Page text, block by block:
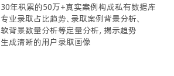
30年积累的50万+真实案例构成私有数据库
专业录取占比趋势、录取案例背景分析、
软背景数量分析等定量分析，揭示趋势
生成清晰的用户录取画像